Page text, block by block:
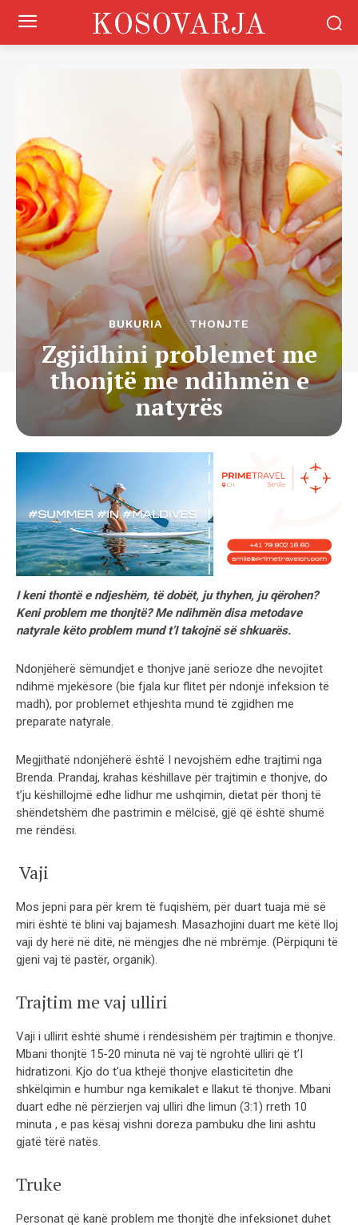
KOSOVARJA
BUKURIA THONJTE
Zgjidhini problemet me
thonjtë me ndihmën e
natyrës
I keni thontë e ndjeshëm, të dobët, ju thyhen, ju qërohen?
Keni problem me thonjtë? Me ndihmën disa metodave
natyrale këto problem mund t’I takojnë së shkuarës.
Ndonjëherë sëmundjet e thonjve janë serioze dhe nevojitet
ndihmë mjekësore (bie fjala kur flitet për ndonjë infeksion të
madh), por problemet ethjeshta mund të zgjidhen me
preparate natyrale.
Megjithatë ndonjëherë është I nevojshëm edhe trajtimi nga
Brenda. Prandaj, krahas këshillave për trajtimin e thonjve, do
t’ju këshillojmë edhe lidhur me ushqimin, dietat për thonj të
shëndetshëm dhe pastrimin e mëlcisë, gjë që është shumë
me rëndësi.
Vaji
Mos jepni para për krem të fuqishëm, për duart tuaja më së
miri është të blini vaj bajamesh. Masazhojini duart me këtë lloj
vaji dy herë në ditë, në mëngjes dhe në mbrëmje. (Përpiquni të
gjeni vaj të pastër, organik).
Trajtim me vaj ulliri
Vaji i ullirit është shumë i rëndësishëm për trajtimin e thonjve.
Mbani thonjtë 15-20 minuta në vaj të ngrohtë ulliri që t’I
hidratizoni. Kjo do t’ua kthejë thonjve elasticitetin dhe
shkëlqimin e humbur nga kemikalet e llakut të thonjve. Mbani
duart edhe në përzierjen vaj ulliri dhe limun (3:1) rreth 10
minuta , e pas kësaj vishni doreza pambuku dhe lini ashtu
gjatë tërë natës.
Truke
Personat që kanë problem me thonjtë dhe infeksionet duhet